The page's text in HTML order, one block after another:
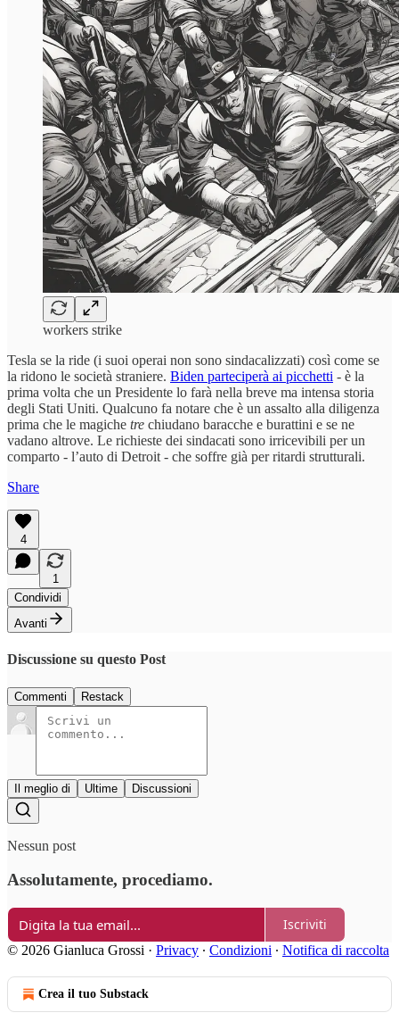
workers strike
Tesla se la ride (i suoi operai non sono sindacalizzati) così come se
la ridono le società straniere. Biden parteciperà ai picchetti - è la
prima volta che un Presidente lo farà nella breve ma intensa storia
degli Stati Uniti. Qualcuno fa notare che è un assalto alla diligenza
prima che le magiche tre chiudano baracche e burattini e se ne
vadano altrove. Le richieste dei sindacati sono irricevibili per un
comparto - l’auto di Detroit - che soffre già per ritardi strutturali.
Share
4
1
Condividi
Avanti
Discussione su questo Post
Commenti Restack
Il meglio di Ultime Discussioni
Nessun post
Assolutamente, procediamo.
Iscriviti
© 2026 Gianluca Grossi · Privacy ∙ Condizioni ∙ Notifica di raccolta
Crea il tuo Substack